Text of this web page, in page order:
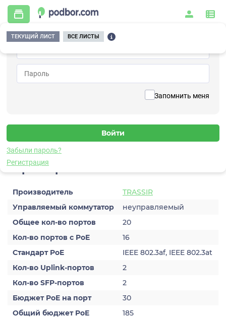
Запомнить меня
Забыли пароль?
Регистрация
ТЕКУЩИЙ ЛИСТ ВСЕ ЛИСТЫ
Главная / Видеонаблюдение / Коммутаторы / с PoE /
TRASSIR TR-NS14202S-185-16PoE
16PoE
Коммутатор с PoE
Характеристики
Производитель
TRASSIR
Управляемый коммутатор
неуправляемый
Общее кол-во портов
20
Кол-во портов с PoE
16
Стандарт PoE
IEEE 802.3af, IEEE 802.3at
Кол-во Uplink-портов
2
Кол-во SFP-портов
2
Бюджет PoE на порт
30
Общий бюджет PoE
185